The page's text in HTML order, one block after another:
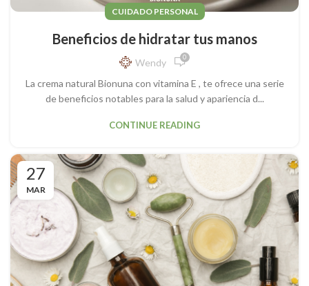
CUIDADO PERSONAL
Beneficios de hidratar tus manos
Wendy 0
La crema natural Bionuna con vitamina E , te ofrece una serie
de beneficios notables para la salud y apariencia d...
CONTINUE READING
27
MAR